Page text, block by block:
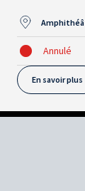
Annulé
En savoir plus